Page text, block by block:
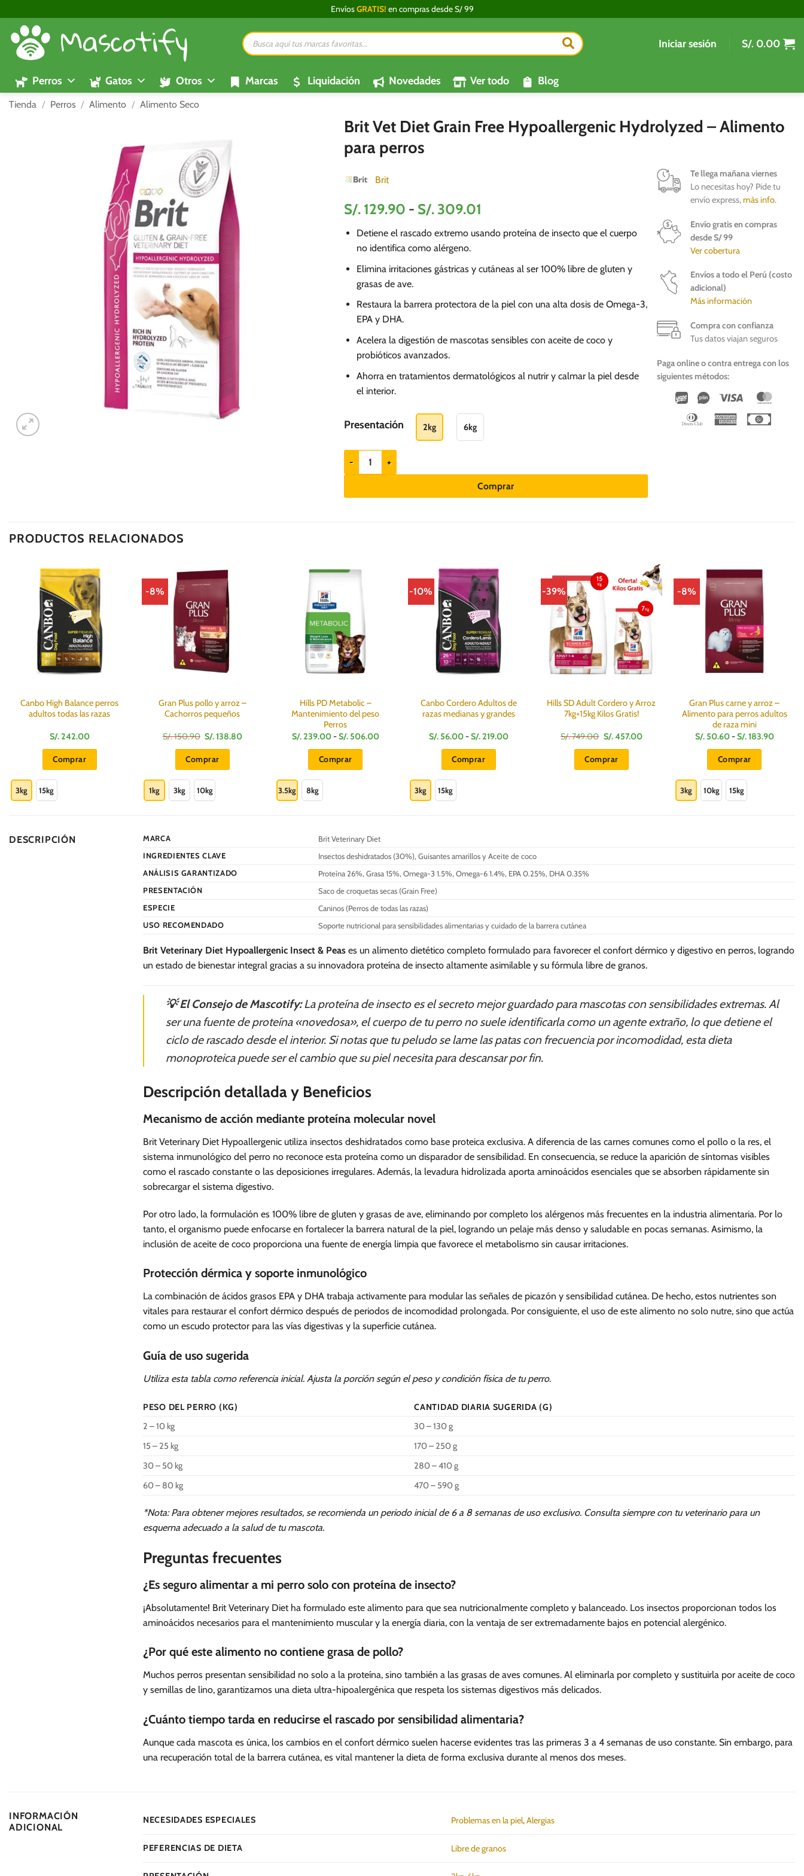
al
contenido
EnvíosGRATIS! en compras desde S/ 99
Búsqueda
de
productos
Iniciar sesión S/. 0.00
Perros Gatos Otros Marcas Liquidación Novedades Ver todo Blog
Tienda / Perros / Alimento / Alimento Seco
Brit Vet Diet Grain Free Hypoallergenic Hydrolyzed – Alimento
para perros
Brit
S/. 129.90 - S/. 309.01
precios:
S/.
S/.
Detiene el rascado extremo usando proteína de insecto que el cuerpo
no identifica como alérgeno.
Elimina irritaciones gástricas y cutáneas al ser 100% libre de gluten y
grasas de ave.
Restaura la barrera protectora de la piel con una alta dosis de Omega-3,
EPA y DHA.
Acelera la digestión de mascotas sensibles con aceite de coco y
probióticos avanzados.
Ahorra en tratamientos dermatológicos al nutrir y calmar la piel desde
el interior.
Presentación 2kg 6kg
Brit Vet Diet Grain Free Hypoallergenic Hydrolyzed - Alimento para perros cantidad
Comprar
Te llega mañana viernes
Lo necesitas hoy? Pide tu
envío express,más info.
Envío gratis en compras
desde S/ 99
Ver cobertura
Envíos a todo el Perú (costo
adicional)
Más información
Compra con confianza
Tus datos viajan seguros
Paga online o contra entrega con los
siguientes métodos:
Wirecard
Vipps Visa
Dinners
American
PRODUCTOS RELACIONADOS
Canbo High Balance perros
adultos todas las razas
S/.242.00
Comprar
Las
3kg 15kg
-8%
Gran Plus pollo y arroz –
Cachorros pequeños
S/.150.90 El
original
era:
S/.
150.90.
S/.138.80El
Comprar
producto
tiene
opciones
se
pueden
la
de
producto
1kg 3kg 10kg
Hills PD Metabolic –
Mantenimiento del peso
Perros
S/.239.00-S/. 506.00Rango
Comprar
Las
opciones
se
pueden
en
la
de
producto
3.5kg 8kg
-10%
Canbo Cordero Adultos de
razas medianas y grandes
S/. 56.00-S/.219.00Rango
Comprar
opciones
se
la
de
producto
3kg 15kg
-39%
Hills SD Adult Cordero y Arroz
7kg+15kg Kilos Gratis!
S/.749.00 El
original
era:
S/.
S/.457.00El
Comprar
-8%
Gran Plus carne y arroz –
Alimento para perros adultos
de raza mini
S/. 50.60-S/.183.90Rango
Comprar
producto
tiene
de
3kg 10kg 15kg
DESCRIPCIÓN MARCA
Brit Veterinary Diet
INGREDIENTES CLAVE
Insectos deshidratados (30%), Guisantes amarillos y Aceite de coco
ANÁLISIS GARANTIZADO
Proteína 26%, Grasa 15%, Omega-3 1.5%, Omega-6 1.4%, EPA 0.25%, DHA 0.35%
PRESENTACIÓN
Saco de croquetas secas (Grain Free)
ESPECIE
Caninos (Perros de todas las razas)
USO RECOMENDADO
Soporte nutricional para sensibilidades alimentarias y cuidado de la barrera cutánea
Brit Veterinary Diet Hypoallergenic Insect & Peas es un alimento dietético completo formulado para favorecer el confort dérmico y digestivo en perros, logrando
un estado de bienestar integral gracias a su innovadora proteína de insecto altamente asimilable y su fórmula libre de granos.
💡 El Consejo de Mascotify:La proteína de insecto es el secreto mejor guardado para mascotas con sensibilidades extremas. Al
ser una fuente de proteína «novedosa», el cuerpo de tu perro no suele identificarla como un agente extraño, lo que detiene el
ciclo de rascado desde el interior. Si notas que tu peludo se lame las patas con frecuencia por incomodidad, esta dieta
monoproteica puede ser el cambio que su piel necesita para descansar por fin.
Descripción detallada y Beneficios
Mecanismo de acción mediante proteína molecular novel
Brit Veterinary Diet Hypoallergenic utiliza insectos deshidratados como base proteica exclusiva. A diferencia de las carnes comunes como el pollo o la res, el
sistema inmunológico del perro no reconoce esta proteína como un disparador de sensibilidad. En consecuencia, se reduce la aparición de síntomas visibles
como el rascado constante o las deposiciones irregulares. Además, la levadura hidrolizada aporta aminoácidos esenciales que se absorben rápidamente sin
sobrecargar el sistema digestivo.
Por otro lado, la formulación es 100% libre de gluten y grasas de ave, eliminando por completo los alérgenos más frecuentes en la industria alimentaria. Por lo
tanto, el organismo puede enfocarse en fortalecer la barrera natural de la piel, logrando un pelaje más denso y saludable en pocas semanas. Asimismo, la
inclusión de aceite de coco proporciona una fuente de energía limpia que favorece el metabolismo sin causar irritaciones.
Protección dérmica y soporte inmunológico
La combinación de ácidos grasos EPA y DHA trabaja activamente para modular las señales de picazón y sensibilidad cutánea. De hecho, estos nutrientes son
vitales para restaurar el confort dérmico después de periodos de incomodidad prolongada. Por consiguiente, el uso de este alimento no solo nutre, sino que actúa
como un escudo protector para las vías digestivas y la superficie cutánea.
Guía de uso sugerida
Utiliza esta tabla como referencia inicial. Ajusta la porción según el peso y condición física de tu perro.
PESO DEL PERRO (KG)
CANTIDAD DIARIA SUGERIDA (G)
2 – 10 kg
30 – 130 g
15 – 25 kg
170 – 250 g
30 – 50 kg
280 – 410 g
60 – 80 kg
470 – 590 g
*Nota: Para obtener mejores resultados, se recomienda un periodo inicial de 6 a 8 semanas de uso exclusivo. Consulta siempre con tu veterinario para un
esquema adecuado a la salud de tu mascota.
Preguntas frecuentes
¿Es seguro alimentar a mi perro solo con proteína de insecto?
¡Absolutamente! Brit Veterinary Diet ha formulado este alimento para que sea nutricionalmente completo y balanceado. Los insectos proporcionan todos los
aminoácidos necesarios para el mantenimiento muscular y la energía diaria, con la ventaja de ser extremadamente bajos en potencial alergénico.
¿Por qué este alimento no contiene grasa de pollo?
Muchos perros presentan sensibilidad no solo a la proteína, sino también a las grasas de aves comunes. Al eliminarla por completo y sustituirla por aceite de coco
y semillas de lino, garantizamos una dieta ultra-hipoalergénica que respeta los sistemas digestivos más delicados.
¿Cuánto tiempo tarda en reducirse el rascado por sensibilidad alimentaria?
Aunque cada mascota es única, los cambios en el confort dérmico suelen hacerse evidentes tras las primeras 3 a 4 semanas de uso constante. Sin embargo, para
una recuperación total de la barrera cutánea, es vital mantener la dieta de forma exclusiva durante al menos dos meses.
INFORMACIÓN
ADICIONAL
NECESIDADES ESPECIALES Problemas en la piel,Alergias
PEFERENCIAS DE DIETA Libre de granos